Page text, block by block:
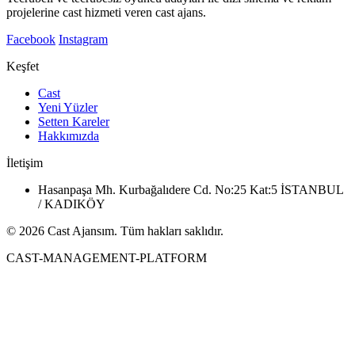
projelerine cast hizmeti veren cast ajans.
Facebook Instagram
Keşfet
Cast
Yeni Yüzler
Setten Kareler
Hakkımızda
İletişim
Hasanpaşa Mh. Kurbağalıdere Cd. No:25 Kat:5 İSTANBUL
/ KADIKÖY
© 2026 Cast Ajansım. Tüm hakları saklıdır.
CAST-MANAGEMENT-PLATFORM